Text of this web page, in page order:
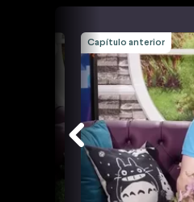
Capítulo anterior